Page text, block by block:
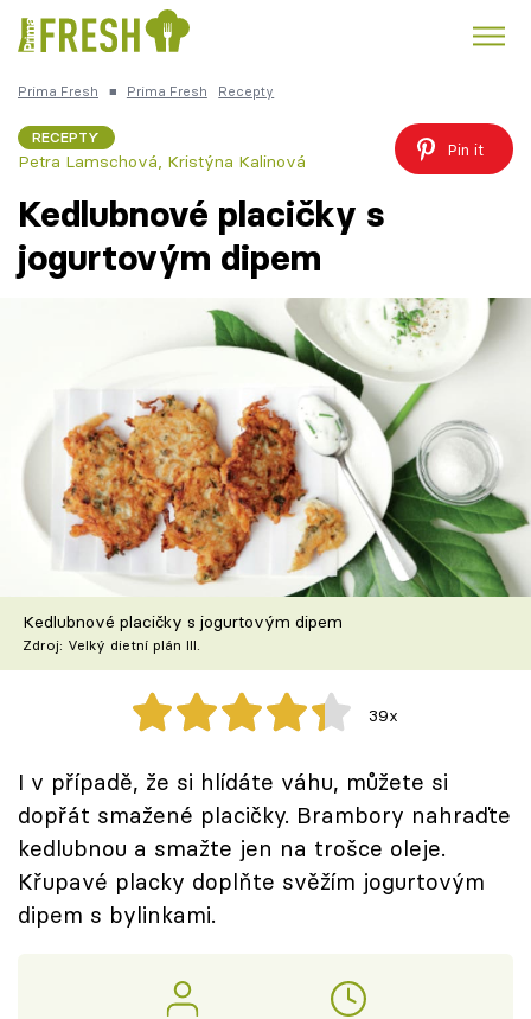
Česká kuchyně Čokoláda
Články
TV Program
Škola vaření
Recepty z TV
Speciál: Cuketa
Těhotnej kuchař
Sledujte prima+
Přihlášení
Prima Fresh ■ Prima Fresh Recepty
RECEPTY
Petra Lamschová, Kristýna Kalinová
Pin it
Kedlubnové placičky s
jogurtovým dipem
Kedlubnové placičky s jogurtovým dipem
Zdroj: Velký dietní plán III.
39x
I v případě, že si hlídáte váhu, můžete si
dopřát smažené placičky. Brambory nahraďte
kedlubnou a smažte jen na trošce oleje.
Křupavé placky doplňte svěžím jogurtovým
dipem s bylinkami.